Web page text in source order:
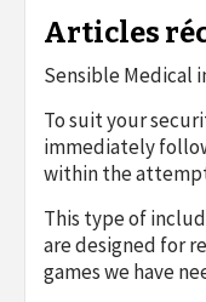
Articles
Sensible Medical
To suit your
immediately
within the
This type of
are designed for
games we have